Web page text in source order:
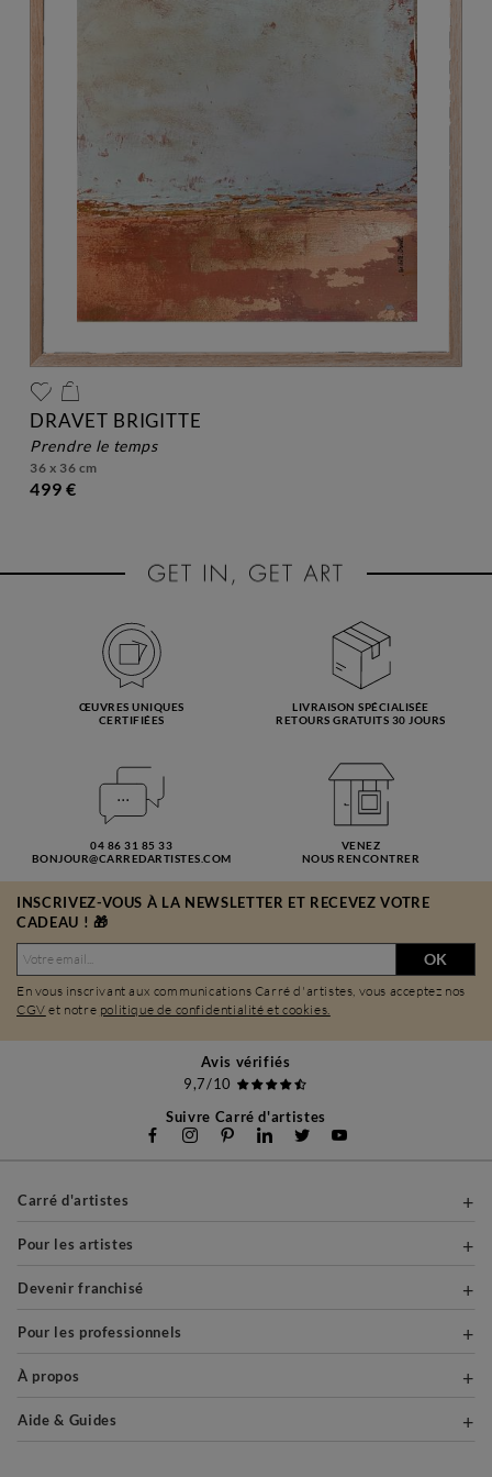
DRAVET BRIGITTE
prendre le temps
36 x 36 cm
499 €
ŒUVRES UNIQUES
CERTIFIÉES
LIVRAISON SPÉCIALISÉE
RETOURS GRATUITS 30 JOURS
04 86 31 85 33
BONJOUR@CARREDARTISTES.COM
VENEZ
NOUS RENCONTRER
INSCRIVEZ-VOUS À LA NEWSLETTER ET RECEVEZ VOTRE
CADEAU ! 🎁
OK
En vous inscrivant aux communications Carré d'artistes, vous acceptez nos
CGV et notre politique de confidentialité et cookies.
Avis vérifiés
9,7/10
Suivre Carré d'artistes
Carré d'artistes
Pour les artistes
Devenir franchisé
Pour les professionnels
À propos
Aide & Guides